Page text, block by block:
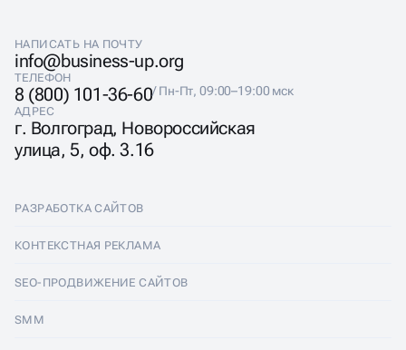
НАПИСАТЬ НА ПОЧТУ
info@business-up.org
ТЕЛЕФОН
8 (800) 101-36-60/ Пн-Пт, 09:00–19:00 мск
АДРЕС
г. Волгоград, Новороссийская
улица, 5, оф. 3.16
РАЗРАБОТКА САЙТОВ
Разработка сайтов
КОНТЕКСТНАЯ РЕКЛАМА
Контекстная реклама
SEO-ПРОДВИЖЕНИЕ САЙТОВ
SEO-продвижение сайтов
SMM